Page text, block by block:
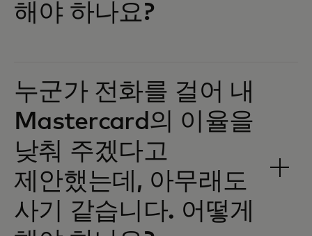
해야 하나요?
누군가 전화를 걸어 내
Mastercard의 이율을
낮춰 주겠다고
제안했는데, 아무래도
사기 같습니다. 어떻게